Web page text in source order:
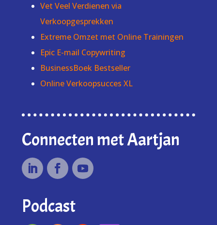
Vet Veel Verdienen via
Verkoopgesprekken
Extreme Omzet met Online Trainingen
Epic E-mail Copywriting
BusinessBoek Bestseller
Online Verkoopsucces XL
Connecten met Aartjan
Podcast